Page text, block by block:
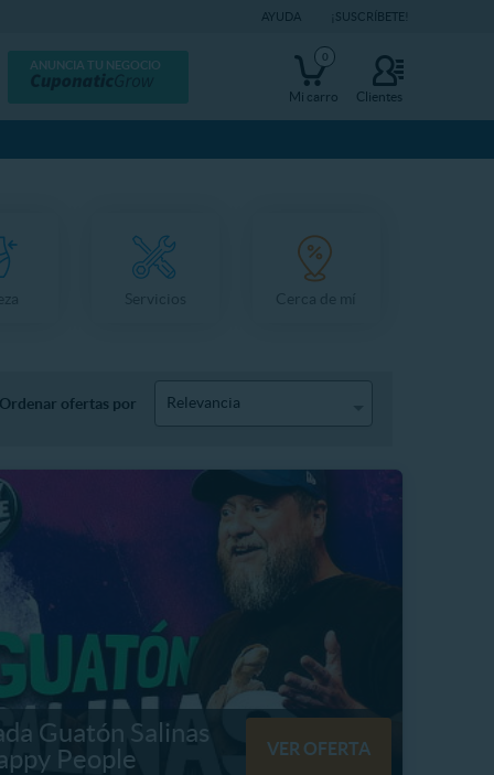
AYUDA ¡SUSCRÍBETE!
ANUNCIA TU NEGOCIO
Clientes
0
Mi carro
Ordenar ofertas por Relevancia
Guatón Salinas
People
VER OFERTA